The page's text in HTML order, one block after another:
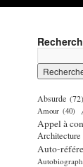
Absurde (72)
Amour (40)
Appel à
Architecture
Auto-